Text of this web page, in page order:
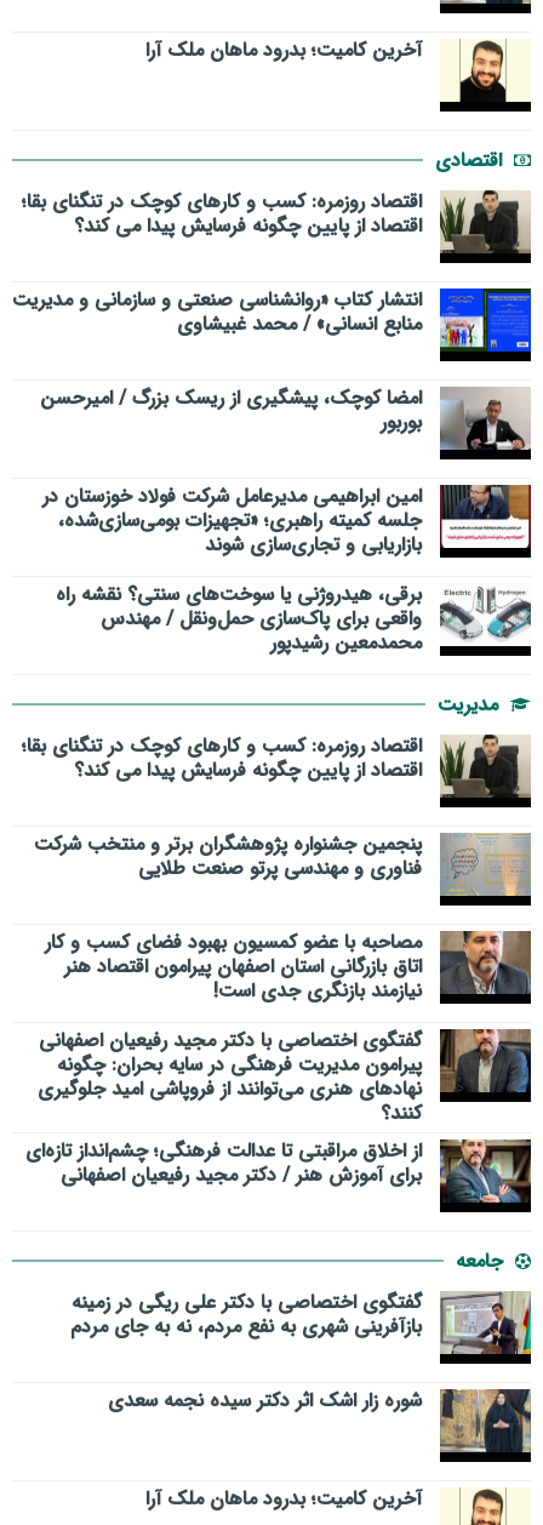
​آخرین کامیت؛ بدرود ماهان ملک آرا
اقتصادی
اقتصاد روزمره: کسب‌ و کارهای کوچک در تنگنای بقا؛
اقتصاد از پایین چگونه فرسایش پیدا می کند؟
انتشار کتاب «روانشناسی صنعتی و سازمانی و مدیریت
منابع انسانی» / محمد غبیشاوی
امضا کوچک، پیشگیری از ریسک بزرگ / امیرحسن
بوربور
امین ابراهیمی مدیرعامل شرکت فولاد خوزستان در
جلسه کمیته راهبری؛ «تجهیزات بومی‌سازی‌شده،
بازاریابی و تجاری‌سازی شوند
برقی، هیدروژنی یا سوخت‌های سنتی؟ نقشه راه
واقعی برای پاک‌سازی حمل‌ونقل / مهندس
محمدمعین رشیدپور
مدیریت
اقتصاد روزمره: کسب‌ و کارهای کوچک در تنگنای بقا؛
اقتصاد از پایین چگونه فرسایش پیدا می کند؟
پنجمین جشنواره پژوهشگران برتر و منتخب شرکت
فناوری و مهندسی پرتو صنعت طلایی
مصاحبه با عضو کمسیون بهبود فضای کسب و کار
اتاق بازرگانی استان اصفهان پیرامون اقتصاد هنر
نیازمند بازنگری جدی است!
گفتگوی اختصاصی با دکتر مجید رفیعیان اصفهانی
پیرامون مدیریت فرهنگی در سایه بحران: چگونه
نهادهای هنری می‌توانند از فروپاشی امید جلوگیری
کنند؟
از اخلاق مراقبتی تا عدالت فرهنگی؛ چشم‌انداز تازه‌ای
برای آموزش هنر / دکتر مجید رفیعیان اصفهانی
جامعه
گفتگوی اختصاصی با دکتر علی ریگی در زمینه
بازآفرینی شهری به نفع مردم، نه به جای مردم
شوره زار اشک اثر دکتر سیده نجمه سعدی
​آخرین کامیت؛ بدرود ماهان ملک آرا